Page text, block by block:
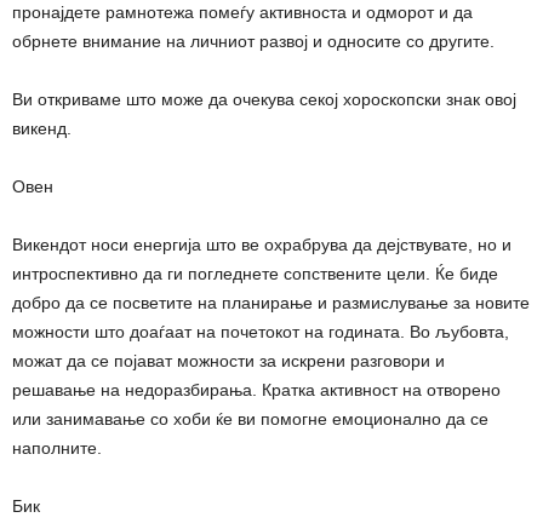
пронајдете рамнотежа помеѓу активноста и одморот и да
обрнете внимание на личниот развој и односите со другите.
Ви откриваме што може да очекува секој хороскопски знак овој
викенд.
Овен
Викендот носи енергија што ве охрабрува да дејствувате, но и
интроспективно да ги погледнете сопствените цели. Ќе биде
добро да се посветите на планирање и размислување за новите
можности што доаѓаат на почетокот на годината. Во љубовта,
можат да се појават можности за искрени разговори и
решавање на недоразбирања. Кратка активност на отворено
или занимавање со хоби ќе ви помогне емоционално да се
наполните.
Бик